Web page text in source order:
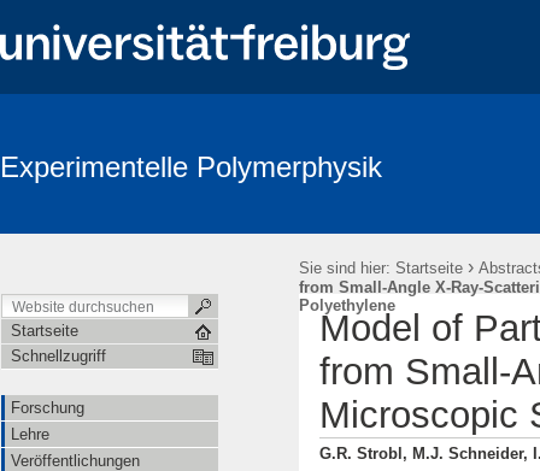
Experimentelle Polymerphysik
Sie sind hier: Startseite ›
from Small-Angle X-Ray-
Polyethylene
Startseite
Schnellzugriff
Forschung
Lehre
Veröffentlichungen
Model of
from Small-
Microscopic
G.R. Strobl, M.J. Schneider,